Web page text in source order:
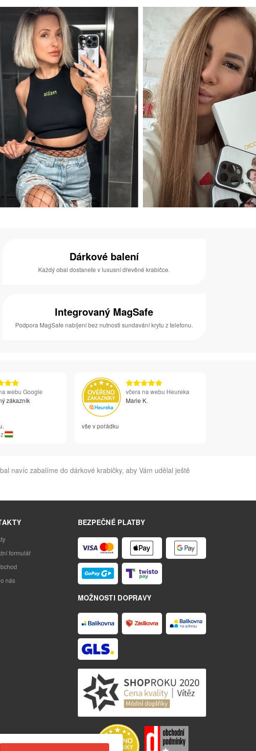
Dárkové balení
Každý obal dostanete v luxusní dřevěné krabičce.
Integrovaný MagSafe
Podpora MagSafe nabíjení bez nutnosti sundavání krytu z telefonu.
webu Google
zákazník
z
včera na webu Heureka
Marie K.
vše v pořádku
navíc zabalíme do dárkové krabičky, aby Vám udělal ještě
BEZPEČNÉ PLATBY
MOŽNOSTI DOPRAVY
formulář
nás